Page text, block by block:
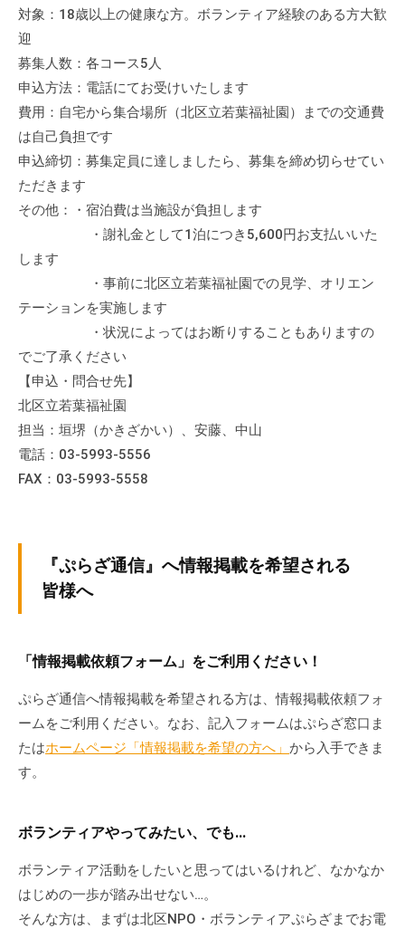
対象：18歳以上の健康な方。ボランティア経験のある方大歓
迎
募集人数：各コース5人
申込方法：電話にてお受けいたします
費用：自宅から集合場所（北区立若葉福祉園）までの交通費
は自己負担です
申込締切：募集定員に達しましたら、募集を締め切らせてい
ただきます
その他：・宿泊費は当施設が負担します
・謝礼金として1泊につき5,600円お支払いいた
します
・事前に北区立若葉福祉園での見学、オリエン
テーションを実施します
・状況によってはお断りすることもありますの
でご了承ください
【申込・問合せ先】
北区立若葉福祉園
担当：垣堺（かきざかい）、安藤、中山
電話：03-5993-5556
FAX：03-5993-5558
『ぷらざ通信』へ情報掲載を希望される
皆様へ
「情報掲載依頼フォーム」をご利用ください！
ぷらざ通信へ情報掲載を希望される方は、情報掲載依頼フォ
ームをご利用ください。なお、記入フォームはぷらざ窓口ま
たはホームページ「情報掲載を希望の方へ」 から入手できま
す。
ボランティアやってみたい、でも…
ボランティア活動をしたいと思ってはいるけれど、なかなか
はじめの一歩が踏み出せない…。
そんな方は、まずは北区NPO・ボランティアぷらざまでお電